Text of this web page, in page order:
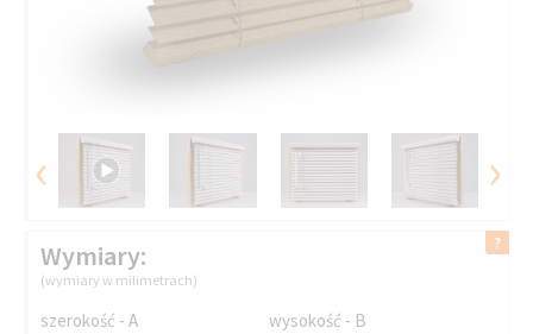
‹ ›
Wymiary:
(wymiary w milimetrach)
szerokość - A wysokość - B